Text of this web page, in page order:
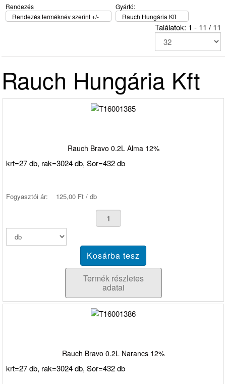
Rendezés
Rendezés terméknév szerint +/-
Gyártó:
Rauch Hungária Kft
Találatok: 1 - 11 / 11
Rauch Hungária Kft
Rauch Bravo 0.2L Alma 12%
krt=27 db, rak=3024 db, Sor=432 db
Fogyasztói ár: 125,00 Ft / db
Termék részletes
adatai
Rauch Bravo 0.2L Narancs 12%
krt=27 db, rak=3024 db, Sor=432 db